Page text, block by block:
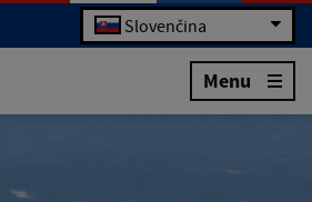
Slovenčina
Menu